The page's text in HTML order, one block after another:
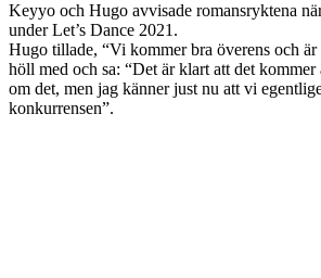
Keyyo och Hugo avvisade romansryktena
under Let’s Dance 2021.
Hugo tillade, “Vi kommer bra överens och
höll med och sa: “Det är klart att det
om det, men jag känner just nu att vi
konkurrensen”.